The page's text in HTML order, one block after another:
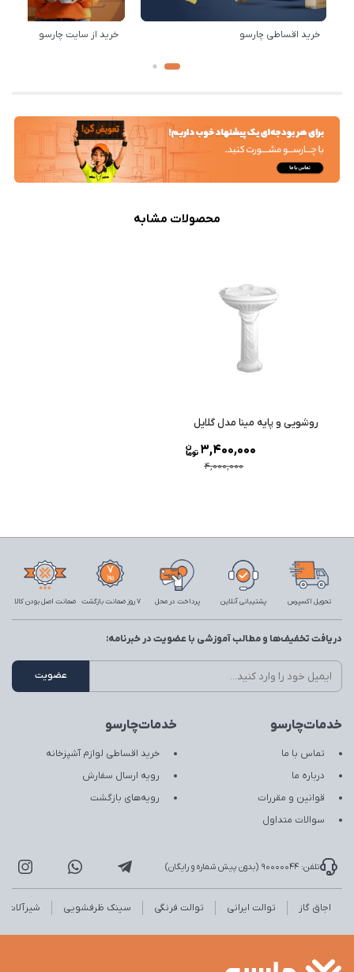
خرید اقساطی چارسو خرید از سایت چارسو
محصولات مشابه
روشویی و پایه مینا مدل گلایل
4,000,000
3,400,000
تحویل اکسپرس پشتیبانی آنلاین پرداخت در محل 7 روز ضمانت بازگشت ضمانت اصل بودن کالا
خدمات‌چارسو
تماس با ما
درباره ما
قوانین و مقررات
سوالات متداول
خدمات‌چارسو
خرید اقساطی لوازم آشپزخانه
رویه ارسال سفارش
رویه‌های بازگشت
دریافت تخفیف‌ها و مطالب آموزشی با عضویت در خبرنامه:
تلفن: 90000044 (بدون پیش شماره و رایگان)
اجاق گاز توالت ایرانی توالت فرنگی سینک ظرفشویی شیرآلات